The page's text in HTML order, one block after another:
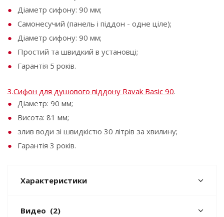
Діаметр сифону: 90 мм;
Самонесучий (панель і піддон - одне ціле);
Діаметр сифону: 90 мм;
Простий та швидкий в установці;
Гарантія 5 років.
3.Сифон для душового піддону Ravak Basic 90.
Діаметр: 90 мм;
Висота: 81 мм;
злив води зі швидкістю 30 літрів за хвилину;
Гарантія 3 років.
Характеристики
Видео (2)